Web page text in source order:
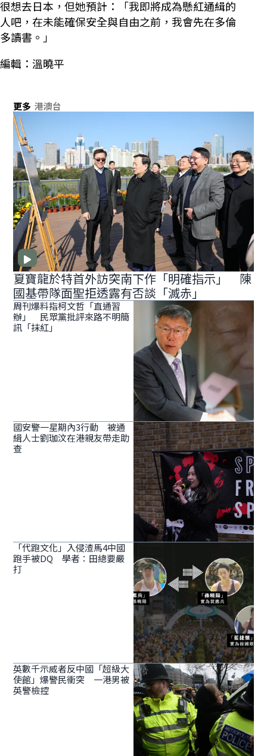
很想去日本，但她預計：「我即將成為懸紅通緝的
人吧，在未能確保安全與自由之前，我會先在多倫
多讀書。」
編輯：溫曉平
更多 港澳台
夏寶龍於特首外訪突南下作「明確指示」 陳
國基帶隊面聖拒透露有否談「滅赤」
周刊爆料指柯文哲「直通習
辦」 民眾黨批評來路不明簡
訊「抹紅」
國安警一星期內3行動 被通
緝人士劉珈汶在港親友帶走助
查
「代跑文化」入侵渣馬4中國
跑手被DQ 學者：田總要嚴
打
英數千示威者反中國「超級大
使館」爆警民衝突 一港男被
英警檢控